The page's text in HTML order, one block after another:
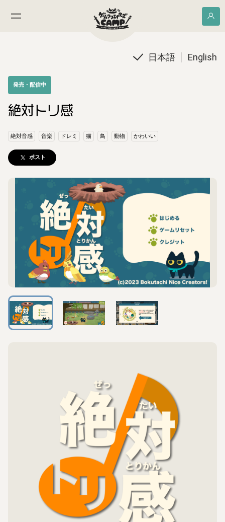
日本語 English
発売・配信中
絶対トリ感
絶対音感 音楽 ドレミ 猫 鳥 動物 かわいい
ポスト